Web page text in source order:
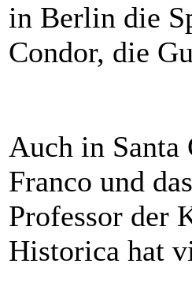
in Berlin die
Condor, die
Auch in Santa
Franco und
Professor der
Historica hat